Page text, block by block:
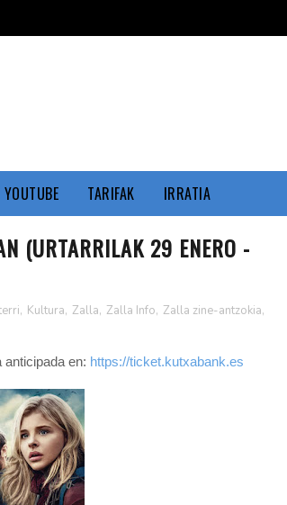
YOUTUBE TARIFAK IRRATIA
(URTARRILAK 29 ENERO -
, Kultura, Zalla, Zalla Info, Zalla zine-antzokia,
en: https://ticket.kutxabank.es